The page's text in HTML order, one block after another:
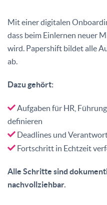
Mit einer digitalen
dass beim Einlernen neuer
wird. Papershift bildet alle
ab.
Dazu gehört:
Aufgaben für HR,
definieren
Deadlines und
Fortschritt in Echtzeit
Alle Schritte sind
nachvollziehbar.